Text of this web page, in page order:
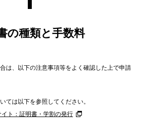
の種類と手数料
は、以下の注意事項等をよく確認した上で申請
ては以下を参照してください。
ト：証明書・学割の発行